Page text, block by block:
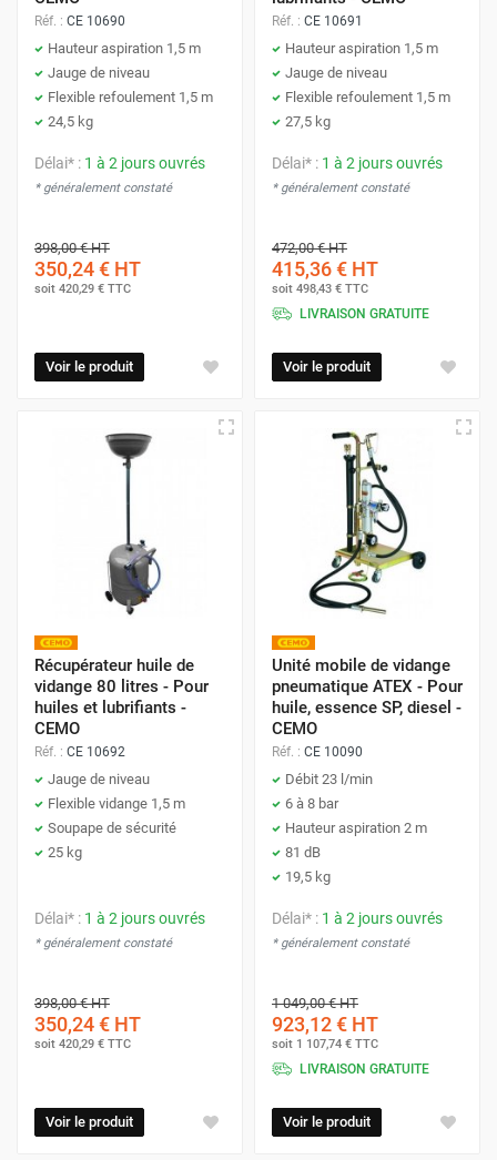
Récupérateur d'huile de vidange pour usine
Réf. : CE 10690
Hauteur aspiration 1,5 m
Jauge de niveau
Flexible refoulement 1,5 m
24,5 kg
Délai* : 1 à 2 jours ouvrés
* généralement constaté
398,00 €HT
350,24 € HT
soit 420,29 € TTC
Voir le produit
Réf. : CE 10691
Hauteur aspiration 1,5 m
Jauge de niveau
Flexible refoulement 1,5 m
27,5 kg
Délai* : 1 à 2 jours ouvrés
* généralement constaté
472,00 €HT
415,36 € HT
soit 498,43 € TTC
LIVRAISON GRATUITE
Voir le produit
Récupérateur huile de
vidange 80 litres - Pour
huiles et lubrifiants -
CEMO
Réf. : CE 10692
Jauge de niveau
Flexible vidange 1,5 m
Soupape de sécurité
25 kg
Délai* : 1 à 2 jours ouvrés
* généralement constaté
398,00 €HT
350,24 € HT
soit 420,29 € TTC
Voir le produit
Unité mobile de vidange
pneumatique ATEX - Pour
huile, essence SP, diesel -
CEMO
Réf. : CE 10090
Débit 23 l/min
6 à 8 bar
Hauteur aspiration 2 m
81 dB
19,5 kg
Délai* : 1 à 2 jours ouvrés
* généralement constaté
1 049,00 €HT
923,12 € HT
soit 1 107,74 € TTC
LIVRAISON GRATUITE
Voir le produit